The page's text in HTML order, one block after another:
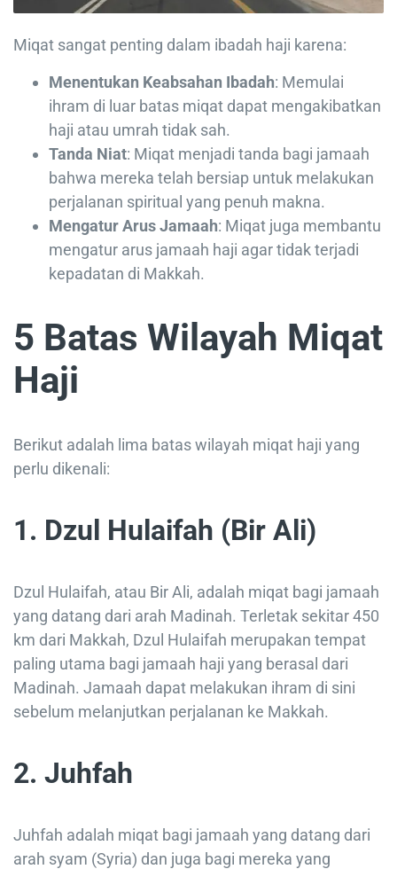
Miqat sangat penting dalam ibadah haji karena:
Menentukan Keabsahan Ibadah: Memulai
ihram di luar batas miqat dapat mengakibatkan
haji atau umrah tidak sah.
Tanda Niat: Miqat menjadi tanda bagi jamaah
bahwa mereka telah bersiap untuk melakukan
perjalanan spiritual yang penuh makna.
Mengatur Arus Jamaah: Miqat juga membantu
mengatur arus jamaah haji agar tidak terjadi
kepadatan di Makkah.
5 Batas Wilayah Miqat
Haji
Berikut adalah lima batas wilayah miqat haji yang
perlu dikenali:
1. Dzul Hulaifah (Bir Ali)
Dzul Hulaifah, atau Bir Ali, adalah miqat bagi jamaah
yang datang dari arah Madinah. Terletak sekitar 450
km dari Makkah, Dzul Hulaifah merupakan tempat
paling utama bagi jamaah haji yang berasal dari
Madinah. Jamaah dapat melakukan ihram di sini
sebelum melanjutkan perjalanan ke Makkah.
2. Juhfah
Juhfah adalah miqat bagi jamaah yang datang dari
arah syam (Syria) dan juga bagi mereka yang